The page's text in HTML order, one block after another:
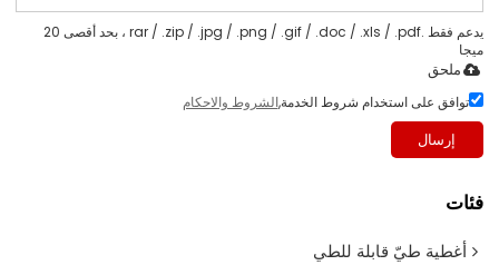
يدعم فقط .rar / .zip / .jpg / .png / .gif / .doc / .xls / .pdf ، بحد أقصى 20
ميجا
ملحق
توافق على استخدام شروط الخدمة,الشروط والاحكام
إرسال
فئات
أغطية طيّ قابلة للطي